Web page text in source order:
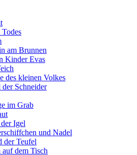
am Brunnen
Kinder Evas
des kleinen Volkes
Schneider
im Grab
Igel
und Nadel
der Teufel
dem Tisch